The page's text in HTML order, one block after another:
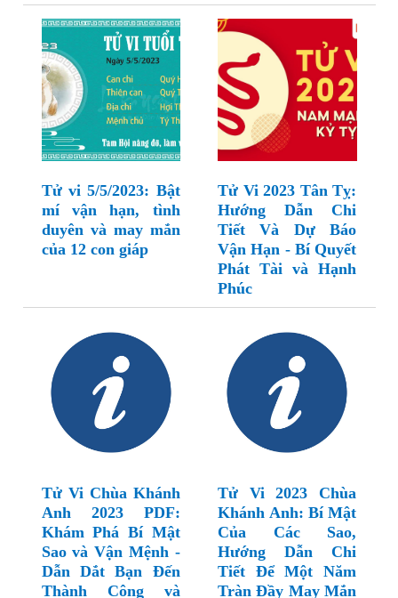
Tử vi 5/5/2023: Bật
mí vận hạn, tình
duyên và may mắn
của 12 con giáp
Tử Vi 2023 Tân Tỵ:
Hướng Dẫn Chi
Tiết Và Dự Báo
Vận Hạn - Bí Quyết
Phát Tài và Hạnh
Phúc
Tử Vi Chùa Khánh
Anh 2023 PDF:
Khám Phá Bí Mật
Sao và Vận Mệnh -
Dẫn Dắt Bạn Đến
Thành Công và
Tử Vi 2023 Chùa
Khánh Anh: Bí Mật
Của Các Sao,
Hướng Dẫn Chi
Tiết Để Một Năm
Tràn Đầy May Mắn